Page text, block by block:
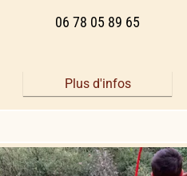
06 78 05 89 65
Plus d'infos